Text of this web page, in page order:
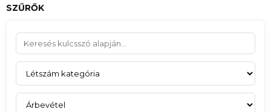
SZŰRŐK